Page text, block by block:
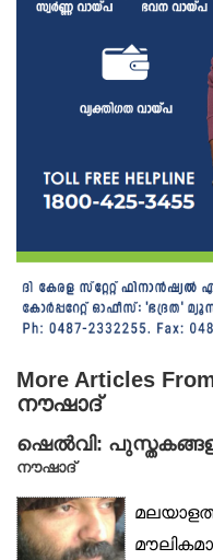
More Articles
നൗഷാദ്
ഷെൽവി:
നൗഷാദ്